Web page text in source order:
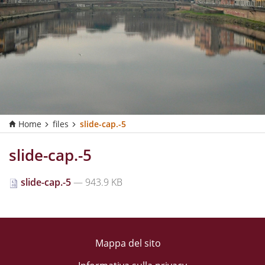
Home files slide-cap.-5
slide-cap.-5
slide-cap.-5— 943.9 KB
Mappa del sito